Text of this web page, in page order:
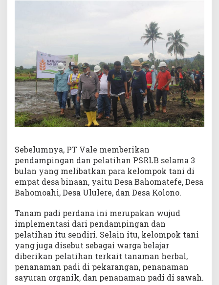
Sebelumnya, PT Vale memberikan
pendampingan dan pelatihan PSRLB selama 3
bulan yang melibatkan para kelompok tani di
empat desa binaan, yaitu Desa Bahomatefe, Desa
Bahomoahi, Desa Ululere, dan Desa Kolono.
Tanam padi perdana ini merupakan wujud
implementasi dari pendampingan dan
pelatihan itu sendiri. Selain itu, kelompok tani
yang juga disebut sebagai warga belajar
diberikan pelatihan terkait tanaman herbal,
penanaman padi di pekarangan, penanaman
sayuran organik, dan penanaman padi di sawah.